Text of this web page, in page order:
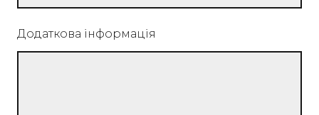
Додаткова інформація